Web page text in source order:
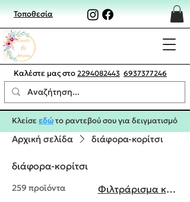
Τοποθεσία
Καλέστε μας στο 2294082443 6937377246
Κλείσεεδώτο ραντεβού σου για δειγματισμό
Αρχική σελίδα διάφορα-κορίτσι
διάφορα-κορίτσι
259 προϊόντα Φιλτράρισμα και